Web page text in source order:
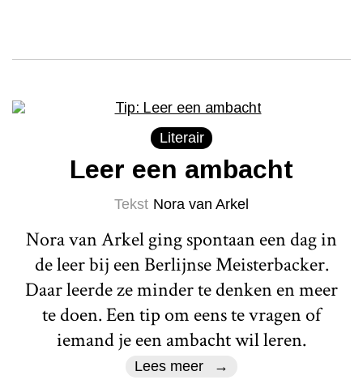
Literair
Leer een ambacht
Tekst Nora van Arkel
Nora van Arkel ging spontaan een dag in
de leer bij een Berlijnse Meisterbacker.
Daar leerde ze minder te denken en meer
te doen. Een tip om eens te vragen of
iemand je een ambacht wil leren.
Lees meer